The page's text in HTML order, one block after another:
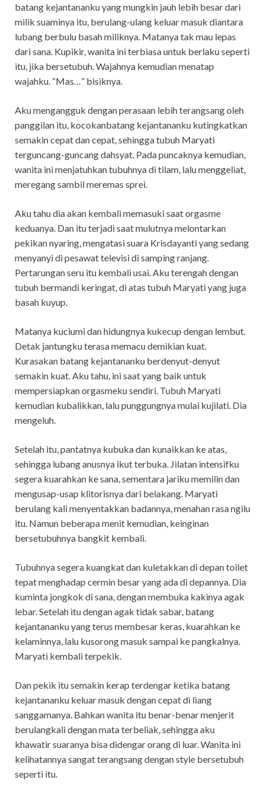
batang kejantananku yang mungkin jauh lebih besar dari
milik suaminya itu, berulang-ulang keluar masuk diantara
lubang berbulu basah miliknya. Matanya tak mau lepas
dari sana. Kupikir, wanita ini terbiasa untuk berlaku seperti
itu, jika bersetubuh. Wajahnya kemudian menatap
wajahku. “Mas…” bisiknya.
Aku mengangguk dengan perasaan lebih terangsang oleh
panggilan itu, kocokanbatang kejantananku kutingkatkan
semakin cepat dan cepat, sehingga tubuh Maryati
terguncang-guncang dahsyat. Pada puncaknya kemudian,
wanita ini menjatuhkan tubuhnya di tilam, lalu menggeliat,
meregang sambil meremas sprei.
Aku tahu dia akan kembali memasuki saat orgasme
keduanya. Dan itu terjadi saat mulutnya melontarkan
pekikan nyaring, mengatasi suara Krisdayanti yang sedang
menyanyi di pesawat televisi di samping ranjang.
Pertarungan seru itu kembali usai. Aku terengah dengan
tubuh bermandi keringat, di atas tubuh Maryati yang juga
basah kuyup.
Matanya kuciumi dan hidungnya kukecup dengan lembut.
Detak jantungku terasa memacu demikian kuat.
Kurasakan batang kejantananku berdenyut-denyut
semakin kuat. Aku tahu, ini saat yang baik untuk
mempersiapkan orgasmeku sendiri. Tubuh Maryati
kemudian kubalikkan, lalu punggungnya mulai kujilati. Dia
mengeluh.
Setelah itu, pantatnya kubuka dan kunaikkan ke atas,
sehingga lubang anusnya ikut terbuka. Jilatan intensifku
segera kuarahkan ke sana, sementara jariku memilin dan
mengusap-usap klitorisnya dari belakang. Maryati
berulang kali menyentakkan badannya, menahan rasa ngilu
itu. Namun beberapa menit kemudian, keinginan
bersetubuhnya bangkit kembali.
Tubuhnya segera kuangkat dan kuletakkan di depan toilet
tepat menghadap cermin besar yang ada di depannya. Dia
kuminta jongkok di sana, dengan membuka kakinya agak
lebar. Setelah itu dengan agak tidak sabar, batang
kejantananku yang terus membesar keras, kuarahkan ke
kelaminnya, lalu kusorong masuk sampai ke pangkalnya.
Maryati kembali terpekik.
Dan pekik itu semakin kerap terdengar ketika batang
kejantananku keluar masuk dengan cepat di liang
sanggamanya. Bahkan wanita itu benar-benar menjerit
berulangkali dengan mata terbeliak, sehingga aku
khawatir suaranya bisa didengar orang di luar. Wanita ini
kelihatannya sangat terangsang dengan style bersetubuh
seperti itu.